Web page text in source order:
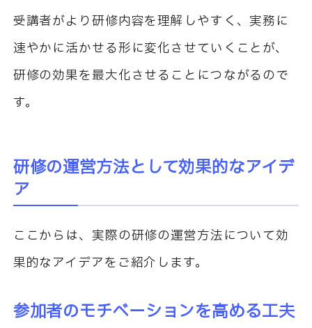
受講者がより研修内容を理解しやすく、実務に
速やかに活かせる形に変化させていくことが、
研修の効果を最大化させることにつながるので
す。
研修の運営方法として効果的なアイデ
ア
ここからは、実際の研修の運営方法について効
果的なアイデアをご紹介します。
参加者のモチベーションを高める工夫